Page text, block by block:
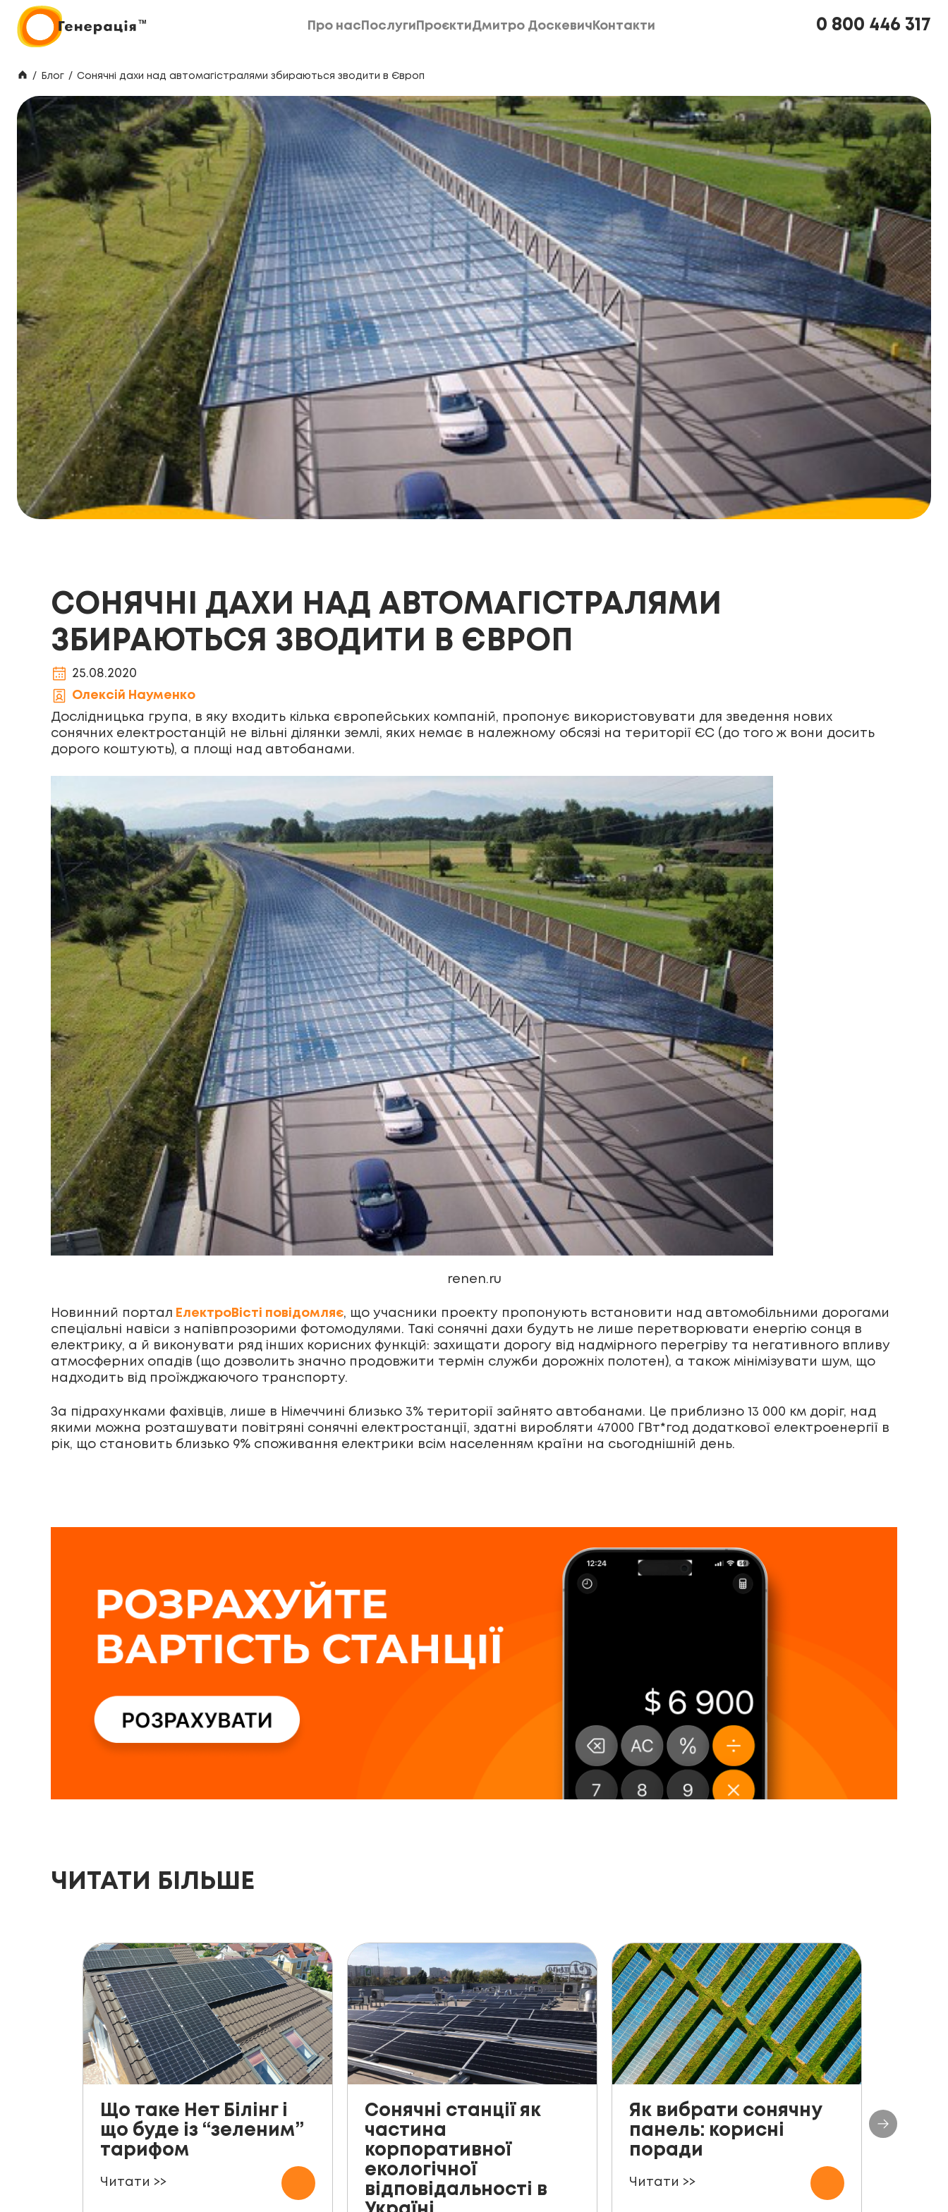
Про нас Послуги ПроєктиДмитро Доскевич Контакти
0 800 446 317
/ Блог / Сонячні дахи над автомагістралями збираються зводити в Європ
СОНЯЧНІ ДАХИ НАД АВТОМАГІСТРАЛЯМИ
ЗБИРАЮТЬСЯ ЗВОДИТИ В ЄВРОП
25.08.2020
Олексій Науменко
Дослідницька група, в яку входить кілька європейських компаній, пропонує використовувати для зведення нових
сонячних електростанцій не вільні ділянки землі, яких немає в належному обсязі на території ЄС (до того ж вони досить
дорого коштують), а площі над автобанами.
renen.ru
Новинний портал ЕлектроВісті повідомляє, що учасники проекту пропонують встановити над автомобільними дорогами
спеціальні навіси з напівпрозорими фотомодулями. Такі сонячні дахи будуть не лише перетворювати енергію сонця в
електрику, а й виконувати ряд інших корисних функцій: захищати дорогу від надмірного перегріву та негативного впливу
атмосферних опадів (що дозволить значно продовжити термін служби дорожніх полотен), а також мінімізувати шум, що
надходить від проїжджаючого транспорту.
За підрахунками фахівців, лише в Німеччині близько 3% території зайнято автобанами. Це приблизно 13 000 км доріг, над
якими можна розташувати повітряні сонячні електростанції, здатні виробляти 47000 ГВт*год додаткової електроенергії в
рік, що становить близько 9% споживання електрики всім населенням країни на сьогоднішній день.
ЧИТАТИ БІЛЬШЕ
Що таке Нет Білінг і
що буде із “зеленим”
тарифом
Читати >>
Сонячні станції як
частина
корпоративної
екологічної
відповідальності в
Як вибрати сонячну
панель: корисні
поради
Читати >>
До